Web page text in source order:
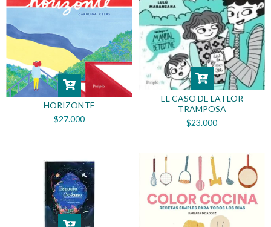
HORIZONTE
$27.000
EL CASO DE LA FLOR
TRAMPOSA
$23.000